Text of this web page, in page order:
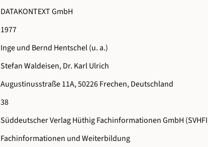
DATAKONTEXT GmbH
1977
Inge und Bernd Hentschel (u. a.)
Stefan Waldeisen, Dr. Karl Ulrich
Augustinusstraße 11A, 50226 Frechen, Deutschland
38
Süddeutscher Verlag Hüthig Fachinformationen GmbH
Fachinformationen und Weiterbildung